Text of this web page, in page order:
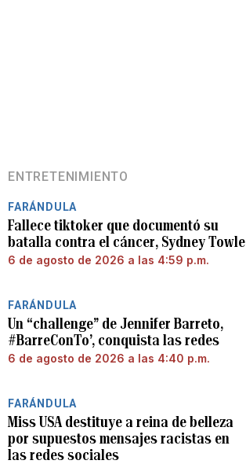
ENTRETENIMIENTO
FARÁNDULA
Fallece tiktoker que documentó su
batalla contra el cáncer, Sydney Towle
6 de agosto de 2026 a las 4:59 p.m.
FARÁNDULA
Un “challenge” de Jennifer Barreto,
#BarreConTo’, conquista las redes
6 de agosto de 2026 a las 4:40 p.m.
FARÁNDULA
Miss USA destituye a reina de belleza
por supuestos mensajes racistas en
las redes sociales